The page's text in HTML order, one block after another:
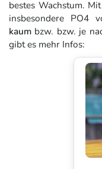
bestes Wachstum.
insbesondere PO4
kaum bzw. bzw. je
gibt es mehr Infos: